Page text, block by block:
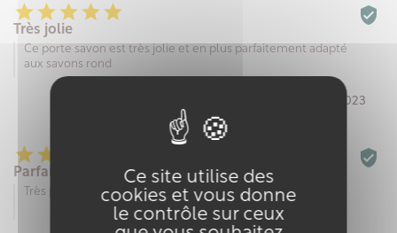
Ce site utilise des
cookies et vous donne
le contrôle sur ceux

Très jolie
Ce porte savon est très jolie et en plus parfaitement adapté
aux savons rond

Par Auriane B. le 28/05/2023

Parfait
Très pratique et hygiénique
